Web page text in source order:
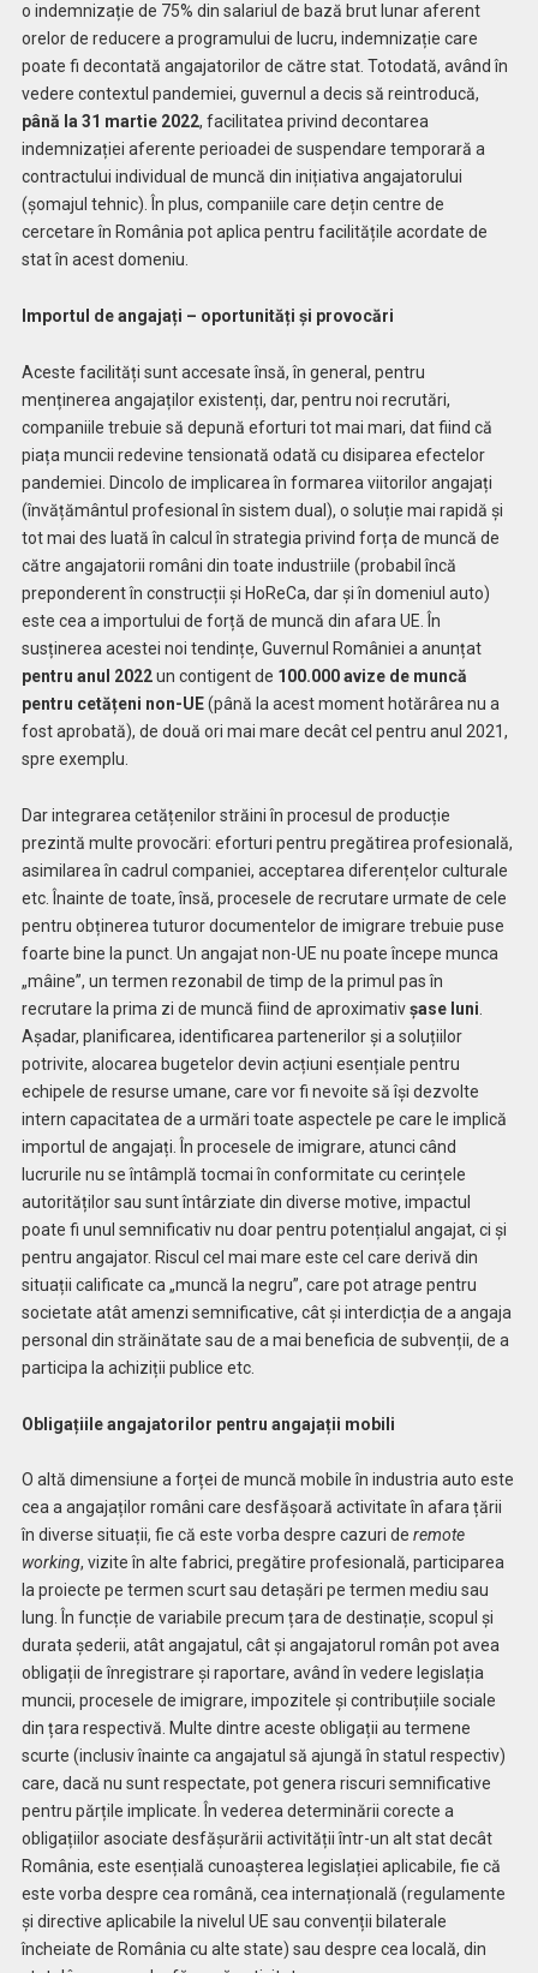
o indemnizație de 75% din salariul de bază brut lunar aferent
orelor de reducere a programului de lucru, indemnizație care
poate fi decontată angajatorilor de către stat. Totodată, având în
vedere contextul pandemiei, guvernul a decis să reintroducă,
până la 31 martie 2022, facilitatea privind decontarea
indemnizației aferente perioadei de suspendare temporară a
contractului individual de muncă din inițiativa angajatorului
(șomajul tehnic). În plus, companiile care dețin centre de
cercetare în România pot aplica pentru facilitățile acordate de
stat în acest domeniu.
Importul de angajați – oportunități și provocări
Aceste facilități sunt accesate însă, în general, pentru
menținerea angajaților existenți, dar, pentru noi recrutări,
companiile trebuie să depună eforturi tot mai mari, dat fiind că
piața muncii redevine tensionată odată cu disiparea efectelor
pandemiei. Dincolo de implicarea în formarea viitorilor angajați
(învățământul profesional în sistem dual), o soluție mai rapidă și
tot mai des luată în calcul în strategia privind forța de muncă de
către angajatorii români din toate industriile (probabil încă
preponderent în construcții și HoReCa, dar și în domeniul auto)
este cea a importului de forță de muncă din afara UE. În
susținerea acestei noi tendințe, Guvernul României a anunțat
pentru anul 2022un contigent de 100.000 avize de muncă
pentru cetățeni non-UE(până la acest moment hotărârea nu a
fost aprobată), de două ori mai mare decât cel pentru anul 2021,
spre exemplu.
Dar integrarea cetățenilor străini în procesul de producție
prezintă multe provocări: eforturi pentru pregătirea profesională,
asimilarea în cadrul companiei, acceptarea diferențelor culturale
etc. Înainte de toate, însă, procesele de recrutare urmate de cele
pentru obținerea tuturor documentelor de imigrare trebuie puse
foarte bine la punct. Un angajat non-UE nu poate începe munca
„mâine”, un termen rezonabil de timp de la primul pas în
recrutare la prima zi de muncă fiind de aproximativșase luni
Așadar, planificarea, identificarea partenerilor și a soluțiilor
potrivite, alocarea bugetelor devin acțiuni esențiale pentru
echipele de resurse umane, care vor fi nevoite să își dezvolte
intern capacitatea de a urmări toate aspectele pe care le implică
importul de angajați. În procesele de imigrare, atunci când
lucrurile nu se întâmplă tocmai în conformitate cu cerințele
autorităților sau sunt întârziate din diverse motive, impactul
poate fi unul semnificativ nu doar pentru potențialul angajat, ci și
pentru angajator. Riscul cel mai mare este cel care derivă din
situații calificate ca „muncă la negru”, care pot atrage pentru
societate atât amenzi semnificative, cât și interdicția de a angaja
personal din străinătate sau de a mai beneficia de subvenții, de a
participa la achiziții publice etc.
Obligațiile angajatorilor pentru angajații mobili
O altă dimensiune a forței de muncă mobile în industria auto este
cea a angajaților români care desfășoară activitate în afara țării
în diverse situații, fie că este vorba despre cazuri de remote
working, vizite în alte fabrici, pregătire profesională, participarea
la proiecte pe termen scurt sau detașări pe termen mediu sau
lung. În funcție de variabile precum țara de destinație, scopul și
durata șederii, atât angajatul, cât și angajatorul român pot avea
obligații de înregistrare și raportare, având în vedere legislația
muncii, procesele de imigrare, impozitele și contribuțiile sociale
din țara respectivă. Multe dintre aceste obligații au termene
scurte (inclusiv înainte ca angajatul să ajungă în statul respectiv)
care, dacă nu sunt respectate, pot genera riscuri semnificative
pentru părțile implicate. În vederea determinării corecte a
obligațiilor asociate desfășurării activității într-un alt stat decât
România, este esențială cunoașterea legislației aplicabile, fie că
este vorba despre cea română, cea internațională (regulamente
și directive aplicabile la nivelul UE sau convenții bilaterale
încheiate de România cu alte state) sau despre cea locală, din